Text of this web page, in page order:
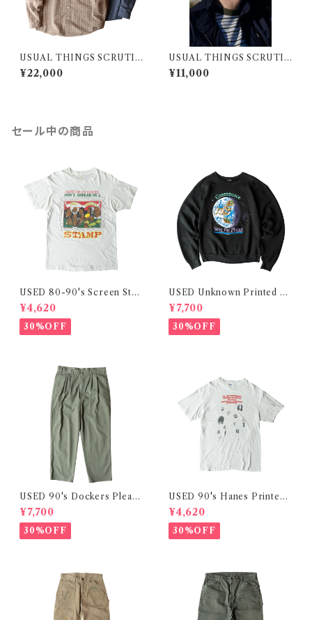
USUAL THINGS SCRUTIN
Y SHIRT "3DOTS"
¥22,000
USUAL THINGS SCRUTIN
Y 6 PANEL HAT
¥11,000
セール中の商品
USED 80-90's Screen Star
s Printed Tee
¥4,620
30%OFF
USED Unknown Printed S
weatshirt
¥7,700
30%OFF
USED 90's Dockers Pleate
d Chino Pants
¥7,700
30%OFF
USED 90's Hanes Printed
Tee
¥4,620
30%OFF